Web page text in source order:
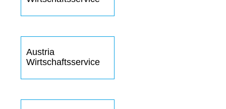
Austria
Wirtschaftsservice